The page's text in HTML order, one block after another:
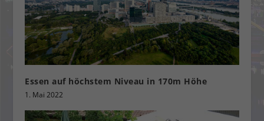
Essen auf höchstem Niveau in 170m Höhe
1. Mai 2022